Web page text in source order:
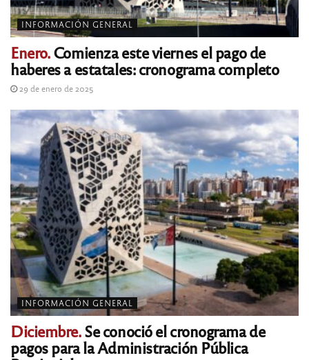
INFORMACIÓN GENERAL
Enero.Comienza este viernes el pago de
haberes a estatales: cronograma completo
29 de enero de 2025
INFORMACIÓN GENERAL
Diciembre.Se conoció el cronograma de
pagos para la Administración Pública